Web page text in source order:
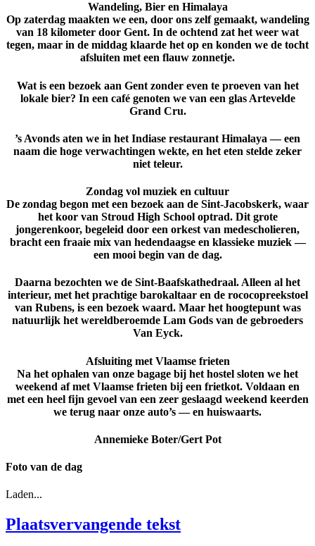
Wandeling, Bier en Himalaya
Op zaterdag maakten we een, door ons zelf gemaakt, wandeling
van 18 kilometer door Gent. In de ochtend zat het weer wat
tegen, maar in de middag klaarde het op en konden we de tocht
afsluiten met een flauw zonnetje.
Wat is een bezoek aan Gent zonder even te proeven van het
lokale bier? In een café genoten we van een glas Artevelde
Grand Cru.
’s Avonds aten we in het Indiase restaurant Himalaya — een
naam die hoge verwachtingen wekte, en het eten stelde zeker
niet teleur.
Zondag vol muziek en cultuur
De zondag begon met een bezoek aan de Sint-Jacobskerk, waar
het koor van Stroud High Schooloptrad. Dit grote
jongerenkoor, begeleid door een orkest van medescholieren,
bracht een fraaie mix van hedendaagse en klassieke muziek —
een mooi begin van de dag.
Daarna bezochten we de Sint-Baafskathedraal. Alleen al het
interieur, met het prachtige barokaltaar en de rococopreekstoel
van Rubens, is een bezoek waard. Maar het hoogtepunt was
natuurlijk het wereldberoemde Lam Gods van de gebroeders
Van Eyck.
Afsluiting met Vlaamse frieten
Na het ophalen van onze bagage bij het hostel sloten we het
weekend af met Vlaamse frieten bij een frietkot. Voldaan en
met een heel fijn gevoel van een zeer geslaagd weekend keerden
we terug naar onze auto’s — en huiswaarts.
Annemieke Boter/Gert Pot
Foto van de dag
Laden...
Plaatsvervangende tekst